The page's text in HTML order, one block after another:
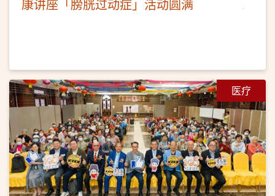
康讲座「膀胱过动症」活动圆满
医疗